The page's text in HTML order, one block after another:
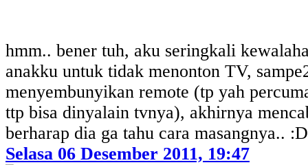
hmm.. bener tuh, aku seringkali
anakku untuk tidak menonton TV,
menyembunyikan remote (tp yah
ttp bisa dinyalain tvnya), akhirnya
berharap dia ga tahu cara masangnya.. :D
Selasa 06 Desember 2011, 19:47